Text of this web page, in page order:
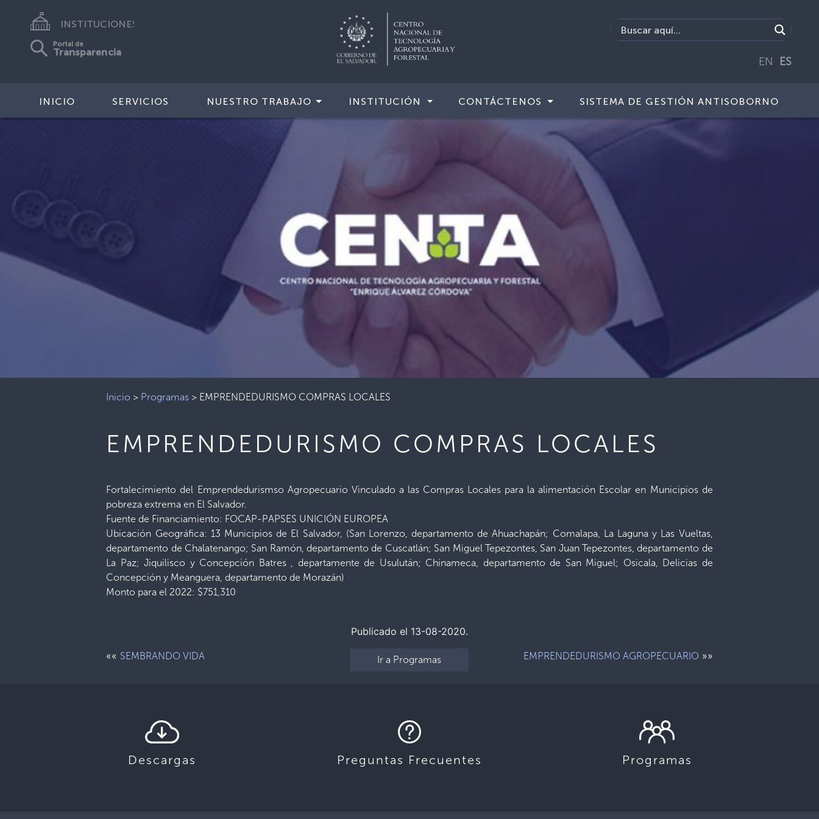
INSTITUCIONES
Portal de
Transparencia
EN ES
INICIO SERVICIOS NUESTRO TRABAJO INSTITUCIÓN CONTÁCTENOS SISTEMA DE GESTIÓN ANTISOBORNO
Inicio > Programas > EMPRENDEDURISMO COMPRAS LOCALES
EMPRENDEDURISMO COMPRAS LOCALES
Fortalecimiento del Emprendedurismso Agropecuario Vinculado a las Compras Locales para la alimentación Escolar en Municipios de
pobreza extrema en El Salvador.
Fuente de Financiamiento: FOCAP-PAPSES UNICIÓN EUROPEA
Ubicación Geográfica: 13 Municipios de El Salvador, (San Lorenzo, departamento de Ahuachapán; Comalapa, La Laguna y Las Vueltas,
departamento de Chalatenango; San Ramón, departamento de Cuscatlán; San Miguel Tepezontes, San Juan Tepezontes, departamento de
La Paz; Jiquilisco y Concepción Batres , departamente de Usulután; Chinameca, departamento de San Miguel; Osicala, Delicias de
Concepción y Meanguera, departamento de Morazán)
Monto para el 2022: $751,310
Publicado el 13-08-2020.
«« SEMBRANDO VIDA Ir a Programas EMPRENDEDURISMO AGROPECUARIO»»
Descargas Preguntas Frecuentes Programas